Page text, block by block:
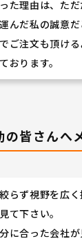
た理由は、た
んだ私の誠意だ
ご注文も頂け
おります。
の皆さんへ
らず視野を広
て下さい。
に合った会社が